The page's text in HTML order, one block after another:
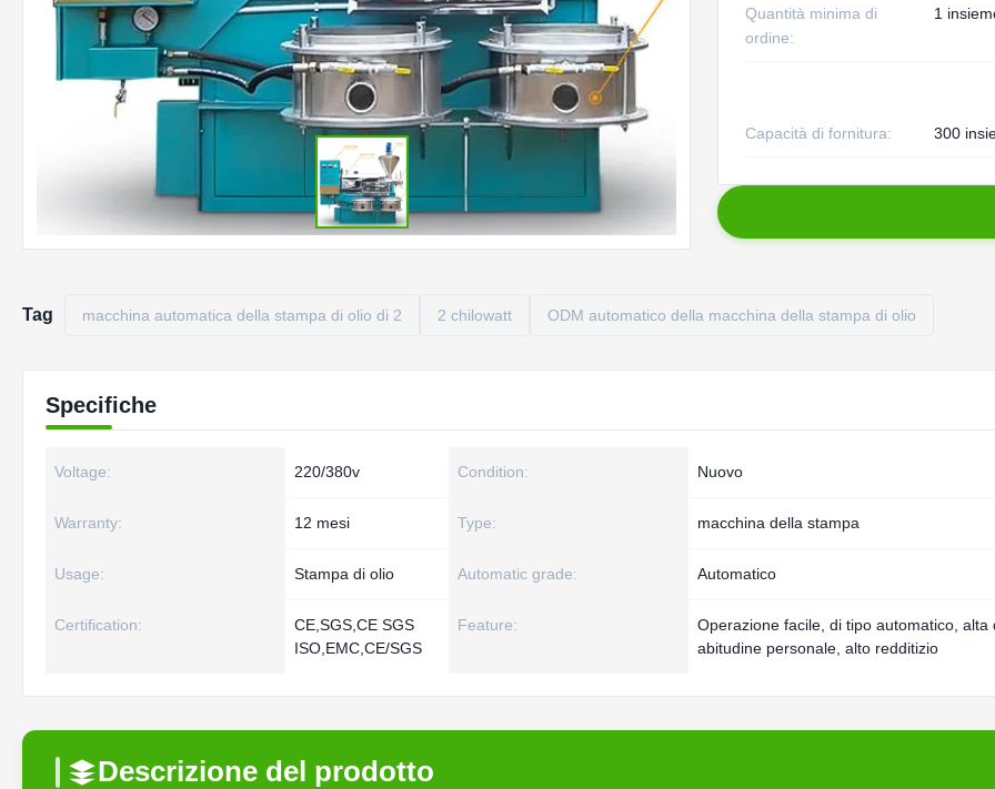
Quantità minima di
ordine:
1
Capacità di fornitura: 300
Tag macchina automatica della stampa di olio di 2 2 chilowatt ODM automatico della macchina della stampa di olio
Specifiche
Voltage: 220/380v Condition: Nuovo
Warranty: 12 mesi Type: macchina della stampa
Usage: Stampa di olio Automatic grade: Automatico
Certification:
CE,SGS,CE SGS
ISO,EMC,CE/SGS
Feature:
Operazione facile, di tipo automatico, alta
abitudine personale, alto redditizio
Descrizione del prodotto